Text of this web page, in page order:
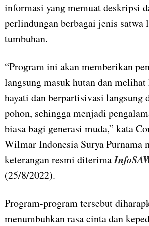
informasi yang memuat deskripsi
perlindungan berbagai jenis satwa
tumbuhan.
“Program ini akan memberikan
langsung masuk hutan dan melihat
hayati dan berpartisivasi langsung
pohon, sehingga menjadi
biasa bagi generasi muda,” kata
Wilmar Indonesia Surya Purnama
keterangan resmi diterima
(25/8/2022).
Program-program tersebut
menumbuhkan rasa cinta dan